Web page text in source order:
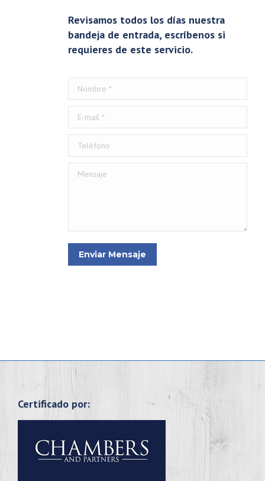
Revisamos todos los días nuestra
bandeja de entrada, escríbenos si
requieres de este servicio.
Nombre *
E-mail *
Teléfono
Mensaje
Enviar Mensaje
Certificado por: